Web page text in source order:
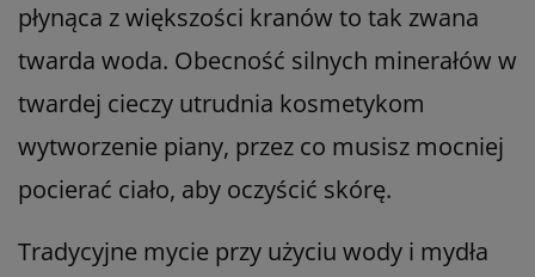
płynąca z większości kranów to tak zwana
twarda woda. Obecność silnych minerałów w
twardej cieczy utrudnia kosmetykom
wytworzenie piany, przez co musisz mocniej
pocierać ciało, aby oczyścić skórę.
Tradycyjne mycie przy użyciu wody i mydła